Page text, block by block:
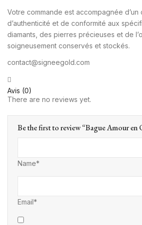
Votre commande est accompagnée d’un
d’authenticité et de conformité aux
diamants, des pierres précieuses et de
soigneusement conservés et stockés.
contact@signeegold.com
Avis (0)
There are no reviews yet.
Be the first to review “Bague Amour en
Name*
Email*